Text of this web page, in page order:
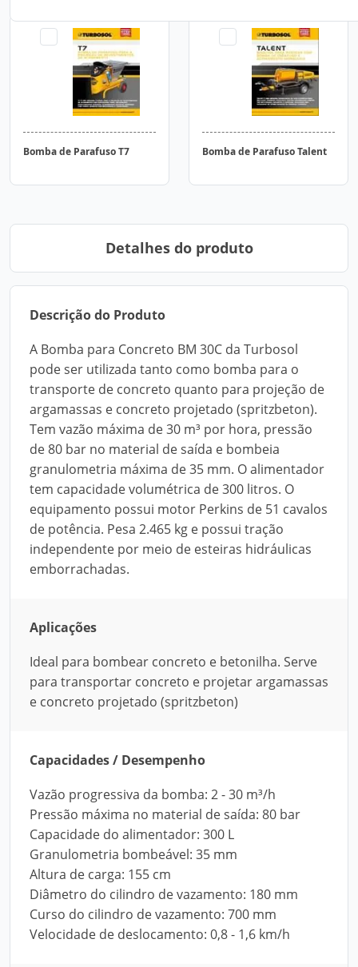
Bomba de Parafuso T7 Bomba de Parafuso Talent
Detalhes do produto
Descrição do Produto
A Bomba para Concreto BM 30C da Turbosol
pode ser utilizada tanto como bomba para o
transporte de concreto quanto para projeção de
argamassas e concreto projetado (spritzbeton).
Tem vazão máxima de 30 m³ por hora, pressão
de 80 bar no material de saída e bombeia
granulometria máxima de 35 mm. O alimentador
tem capacidade volumétrica de 300 litros. O
equipamento possui motor Perkins de 51 cavalos
de potência. Pesa 2.465 kg e possui tração
independente por meio de esteiras hidráulicas
emborrachadas.
Aplicações
Ideal para bombear concreto e betonilha. Serve
para transportar concreto e projetar argamassas
e concreto projetado (spritzbeton)
Capacidades / Desempenho
Vazão progressiva da bomba: 2 - 30 m³/h
Pressão máxima no material de saída: 80 bar
Capacidade do alimentador: 300 L
Granulometria bombeável: 35 mm
Altura de carga: 155 cm
Diâmetro do cilindro de vazamento: 180 mm
Curso do cilindro de vazamento: 700 mm
Velocidade de deslocamento: 0,8 - 1,6 km/h